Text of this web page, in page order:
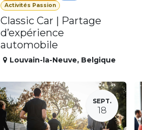
Activités Passion
Classic Car | Partage
d’expérience
automobile
Louvain-la-Neuve, Belgique
SEPT.
18